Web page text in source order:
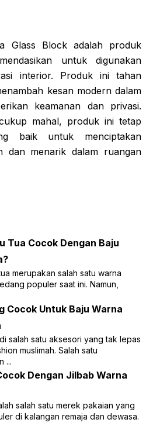
Glass Block adalah produk
untuk digunakan
interior. Produk ini tahan
kesan modern dalam
keamanan dan privasi.
mahal, produk ini tetap
baik untuk menciptakan
dan menarik dalam ruangan
Tua Cocok Dengan Baju
merupakan salah satu warna
populer saat ini. Namun,
Cocok Untuk Baju Warna
salah satu aksesori yang tak lepas
muslimah. Salah satu
...
Dengan Jilbab Warna
salah satu merek pakaian yang
di kalangan remaja dan dewasa.